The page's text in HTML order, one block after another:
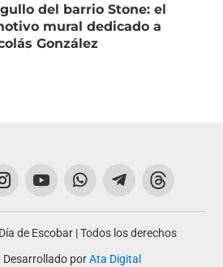
del barrio Stone: el
mural dedicado a
González
de Escobar | Todos los derechos
Desarrollado porAta Digital